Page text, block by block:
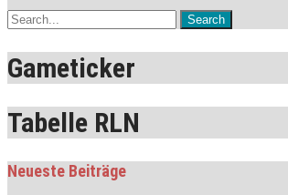
Gameticker
Tabelle RLN
Neueste Beiträge